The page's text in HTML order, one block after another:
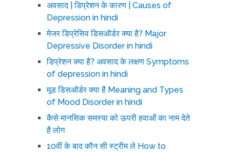
अवसाद | डिप्रेशन के कारण | Causes of
Depression in hindi
मेजर डिप्रेसिव डिसऑर्डर क्या है? Major
Depressive Disorder in hindi
डिप्रेशन क्या है? अवसाद के लक्षण Symptoms
of depression in hindi
मूड डिसऑर्डर क्या है Meaning and Types
of Mood Disorder in hindi
कैसे मानसिक समस्या को ऊपरी हवाओं का नाम देते
है लोग
10वीं के बाद कौन सी स्ट्रीम ले How to